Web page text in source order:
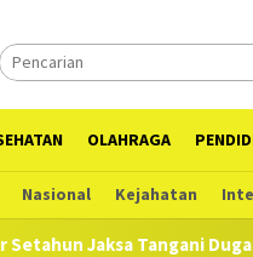
OLAHRAGA
Nasional Kejahatan
TIPIKOR Dana Desa di